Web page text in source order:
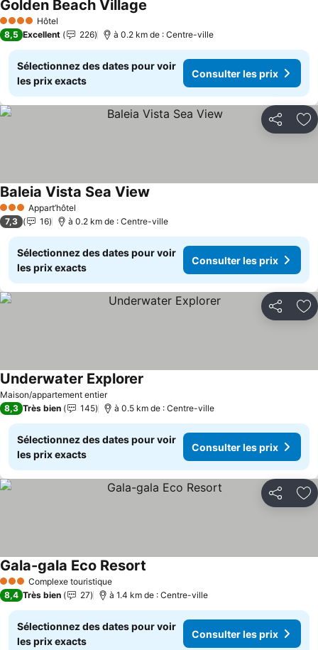
4 Étoiles Hôtel
Golden Beach Village
8,5 Excellent 226 à 0.2 km de : Centre-ville
Sélectionnez des dates pour voir
les prix exacts
Consulter les prix
Partager
3 ÉtoilesAppart’hôtel
Baleia Vista Sea View
7,3 16 à 0.2 km de : Centre-ville
Sélectionnez des dates pour voir
les prix exacts
Consulter les prix
Partager
Maison/appartement entier
Underwater Explorer
8,3 Très bien 145 à 0.5 km de : Centre-ville
Sélectionnez des dates pour voir
les prix exacts
Consulter les prix
Partager
3 ÉtoilesComplexe touristique
Gala-gala Eco Resort
8,4 Très bien 27 à 1.4 km de : Centre-ville
Sélectionnez des dates pour voir
les prix exacts
Consulter les prix